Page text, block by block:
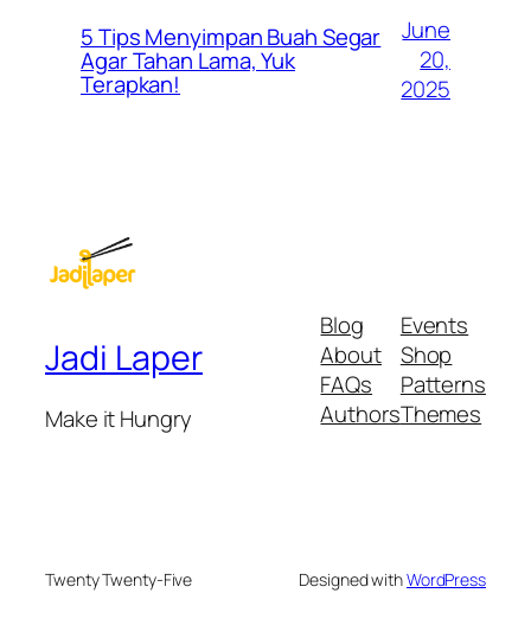
5 Tips Menyimpan Buah Segar
Agar Tahan Lama, Yuk
Terapkan!
June
20,
2025
Jadi Laper
Make it Hungry
Blog
About
FAQs
Authors
Events
Shop
Patterns
Themes
Twenty Twenty-Five Designed withWordPress